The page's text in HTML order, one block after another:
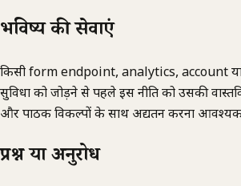
भविष्य की सेवाएं
किसी form endpoint, analytics, account
सुविधा को जोड़ने से पहले इस नीति को उसकी
और पाठक विकल्पों के साथ अद्यतन करना आवश्यक
प्रश्न या अनुरोध